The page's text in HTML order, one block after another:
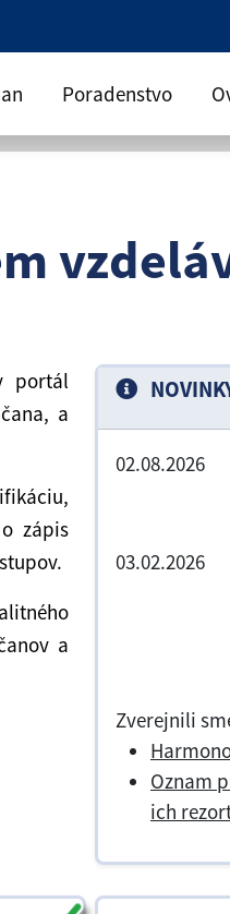
Poradenstvo
portál
a
zápis
a
02.08.2026
03.02.2026
Zverejnili
Oznam
ich